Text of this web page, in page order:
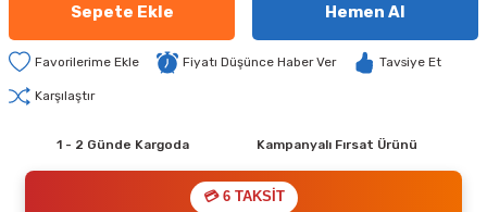
Sepete Ekle Hemen Al
Fiyatı Düşünce Haber Ver Tavsiye Et
Karşılaştır
1 - 2 Günde Kargoda Kampanyalı Fırsat Ürünü
💳 6 TAKSİT